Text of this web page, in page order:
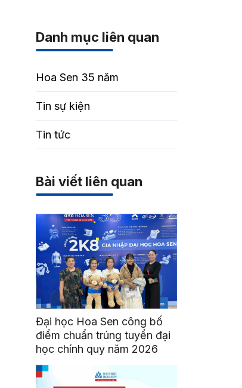
Danh mục liên quan
Hoa Sen 35 năm
Tin sự kiện
Tin tức
Bài viết liên quan
Đại học Hoa Sen công bố
điểm chuẩn trúng tuyển đại
học chính quy năm 2026